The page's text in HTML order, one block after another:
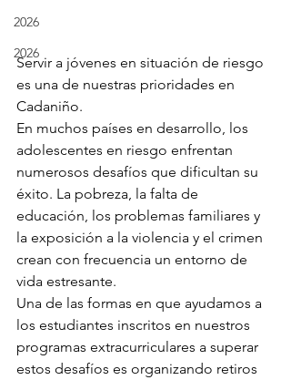
2026
2026
Servir a jóvenes en situación de riesgo
es una de nuestras prioridades en
Cadaniño.
En muchos países en desarrollo, los
adolescentes en riesgo enfrentan
numerosos desafíos que dificultan su
éxito. La pobreza, la falta de
educación, los problemas familiares y
la exposición a la violencia y el crimen
crean con frecuencia un entorno de
vida estresante.
Una de las formas en que ayudamos a
los estudiantes inscritos en nuestros
programas extracurriculares a superar
estos desafíos es organizando retiros